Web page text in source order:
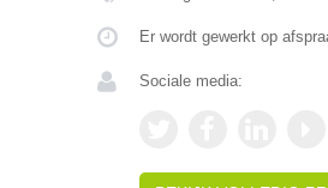
Er wordt gewerkt op
Sociale media: